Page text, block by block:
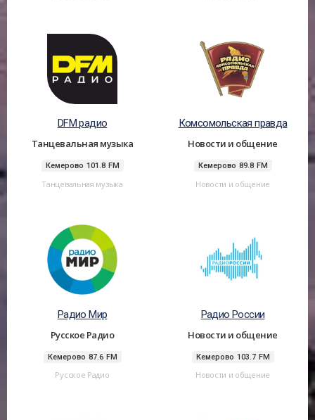
DFM радио
Танцевальная музыка
Кемерово 101.8 FM
Танцевальная музыка
Комсомольская правда
Новости и общение
Кемерово 89.8 FM
Новости и общение
Радио Мир
Русское Радио
Кемерово 87.6 FM
Русское Радио
Радио России
Новости и общение
Кемерово 103.7 FM
Новости и общение